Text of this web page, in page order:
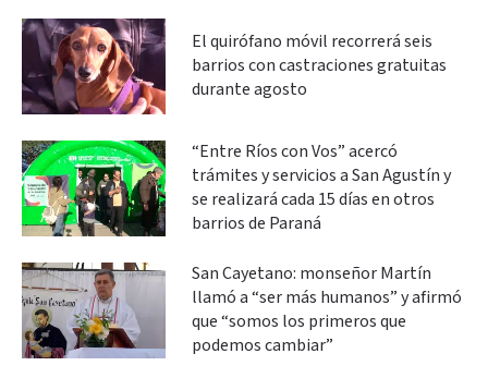
El quirófano móvil recorrerá seis
barrios con castraciones gratuitas
durante agosto
“Entre Ríos con Vos” acercó
trámites y servicios a San Agustín y
se realizará cada 15 días en otros
barrios de Paraná
San Cayetano: monseñor Martín
llamó a “ser más humanos” y afirmó
que “somos los primeros que
podemos cambiar”